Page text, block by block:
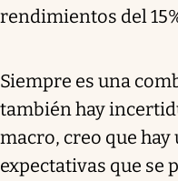
rendimientos del
Siempre es una
también hay
macro, creo que hay
expectativas que se